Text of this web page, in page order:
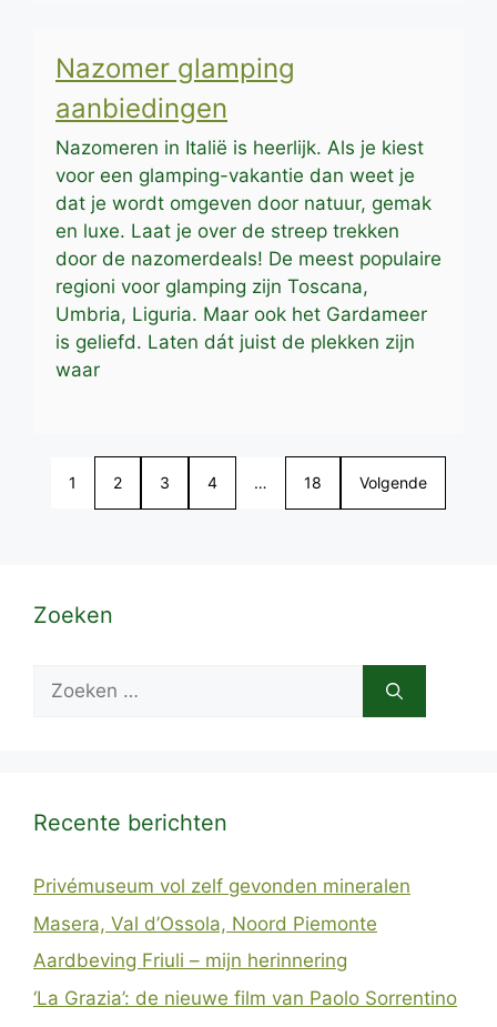
Nazomer glamping
aanbiedingen
Nazomeren in Italië is heerlijk. Als je kiest
voor een glamping-vakantie dan weet je
dat je wordt omgeven door natuur, gemak
en luxe. Laat je over de streep trekken
door de nazomerdeals! De meest populaire
regioni voor glamping zijn Toscana,
Umbria, Liguria. Maar ook het Gardameer
is geliefd. Laten dát juist de plekken zijn
waar
1 2 3 4 … 18 Volgende
Zoeken
Zoek
Recente berichten
Privémuseum vol zelf gevonden mineralen
Masera, Val d’Ossola, Noord Piemonte
Aardbeving Friuli – mijn herinnering
‘La Grazia’: de nieuwe film van Paolo Sorrentino